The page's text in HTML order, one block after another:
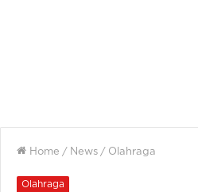
Home / News / Olahraga
Olahraga